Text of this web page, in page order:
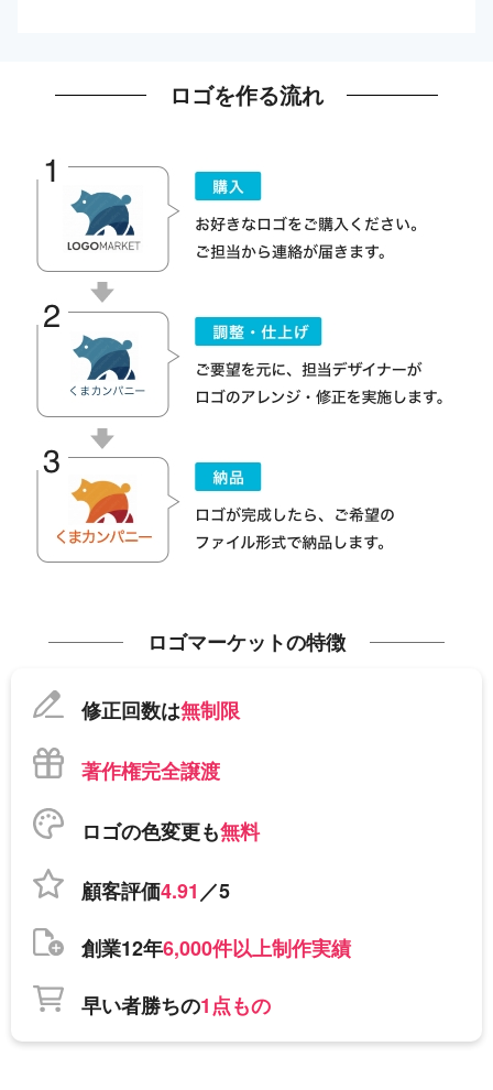
ロゴを作る流れ
ロゴマーケットの特徴
修正回数は無制限
著作権完全譲渡
ロゴの色変更も無料
顧客評価4.91／5
創業12年6,000件以上制作実績
早い者勝ちの1点もの